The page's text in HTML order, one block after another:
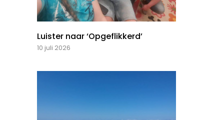
Luister naar ‘Opgeflikkerd’
10 juli 2026